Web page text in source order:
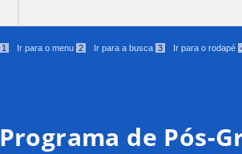
1 Ir para o menu 2 Ir para a busca 3 Ir para o rodapé
Programa de Pós-